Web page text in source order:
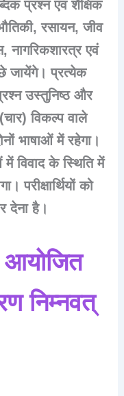
प्रश्न एवं शैक्षिक
रसायन, जीव
नागरिकशारत्र एवं
जायेंगे। प्रत्येक
उस्तुनिष्ठ और
विकल्प वाले
भाषाओं में रहेगा।
में विवाद के स्थिति में
परीक्षार्थियों को
देना है।
आयोजित
निम्नवत्